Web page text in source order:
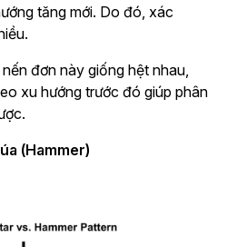
tăng mới. Do đó, xác
đơn này giống hệt nhau,
xu hướng trước đó giúp phân
(Hammer)